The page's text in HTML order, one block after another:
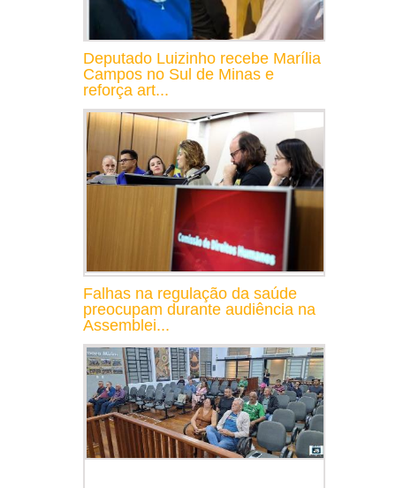
Deputado Luizinho recebe Marília
Campos no Sul de Minas e
reforça art...
Falhas na regulação da saúde
preocupam durante audiência na
Assemblei...